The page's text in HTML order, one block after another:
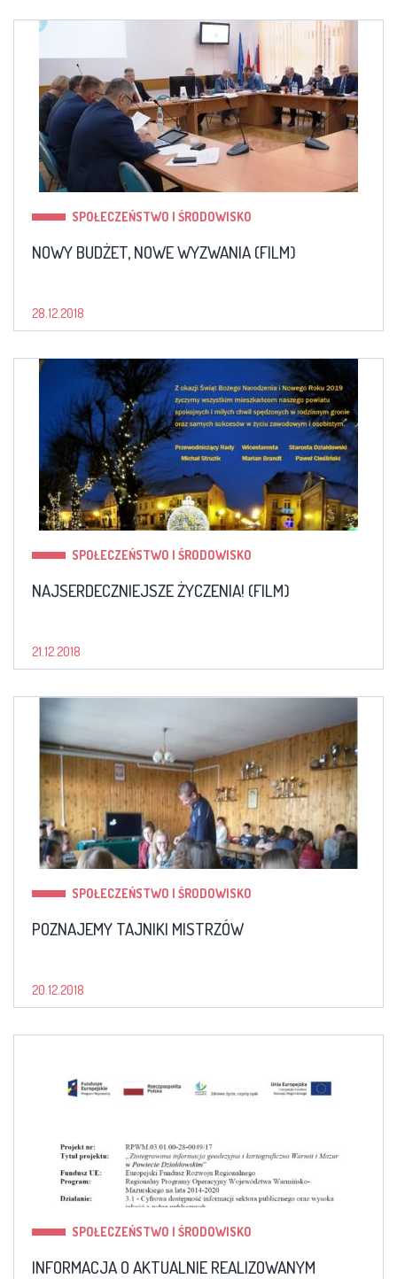
SPOŁECZEŃSTWO I ŚRODOWISKO
NOWY BUDŻET, NOWE WYZWANIA (FILM)
28.12.2018
SPOŁECZEŃSTWO I ŚRODOWISKO
NAJSERDECZNIEJSZE ŻYCZENIA! (FILM)
21.12.2018
SPOŁECZEŃSTWO I ŚRODOWISKO
POZNAJEMY TAJNIKI MISTRZÓW
20.12.2018
SPOŁECZEŃSTWO I ŚRODOWISKO
INFORMACJA O AKTUALNIE REALIZOWANYM